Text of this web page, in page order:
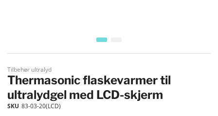
Gå til begynnelsen av bildegalleri
Tilbehør ultralyd
Thermasonic flaskevarmer til
ultralydgel med LCD-skjerm
SKU 83-03-20(LCD)